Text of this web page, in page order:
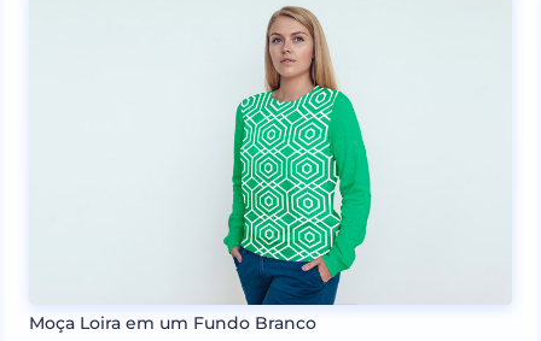
Moça Loira em um Fundo Branco